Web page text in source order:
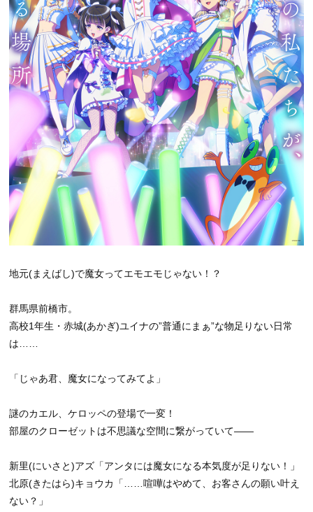
地元(まえばし)で魔女ってエモエモじゃない！？
群馬県前橋市。
高校1年生・赤城(あかぎ)ユイナの”普通にまぁ”な物足りない日常
は……
「じゃあ君、魔女になってみてよ」
謎のカエル、ケロッペの登場で一変！
部屋のクローゼットは不思議な空間に繋がっていて――
新里(にいさと)アズ「アンタには魔女になる本気度が足りない！」
北原(きたはら)キョウカ「……喧嘩はやめて、お客さんの願い叶え
ない？」